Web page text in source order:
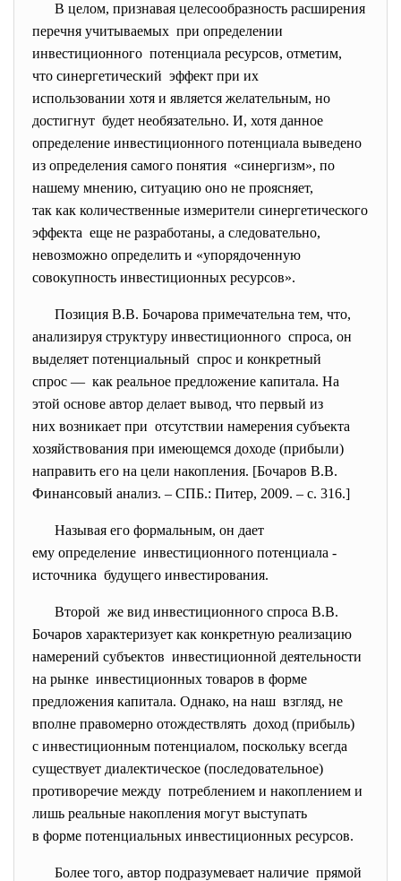
В целом, признавая целесообразность расширения
перечня учитываемых при определении
инвестиционного потенциала ресурсов, отметим,
что синергетический эффект при их
использовании хотя и является желательным, но
достигнут будет необязательно. И, хотя данное
определение инвестиционного потенциала выведено
из определения самого понятия «синергизм», по
нашему мнению, ситуацию оно не проясняет,
так как количественные измерители синергетического
эффекта еще не разработаны, а следовательно,
невозможно определить и «упорядоченную
совокупность инвестиционных ресурсов».
Позиция В.В. Бочарова примечательна тем, что,
анализируя структуру инвестиционного спроса, он
выделяет потенциальный спрос и конкретный
спрос — как реальное предложение капитала. На
этой основе автор делает вывод, что первый из
них возникает при отсутствии намерения субъекта
хозяйствования при имеющемся доходе (прибыли)
направить его на цели накопления. [Бочаров В.В.
Финансовый анализ. – СПБ.: Питер, 2009. – с. 316.]
Называя его формальным, он дает
ему определение инвестиционного потенциала -
источника будущего инвестирования.
Второй же вид инвестиционного спроса В.В.
Бочаров характеризует как конкретную реализацию
намерений субъектов инвестиционной деятельности
на рынке инвестиционных товаров в форме
предложения капитала. Однако, на наш взгляд, не
вполне правомерно отождествлять доход (прибыль)
с инвестиционным потенциалом, поскольку всегда
существует диалектическое (последовательное)
противоречие между потреблением и накоплением и
лишь реальные накопления могут выступать
в форме потенциальных инвестиционных ресурсов.
Более того, автор подразумевает наличие прямой